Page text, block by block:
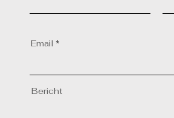
Email
Bericht